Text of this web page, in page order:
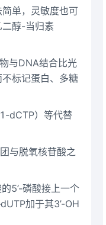
单，灵敏度也可
醇-当归素
与DNA结合比光
标记蛋白、多糖
dCTP）等代替
与脱氧核苷酸之
5’-磷酸接上一个
加于其3’-OH